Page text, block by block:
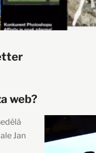
web?
Jan